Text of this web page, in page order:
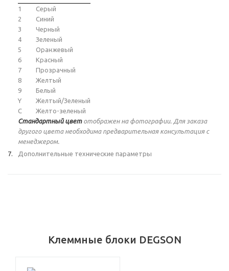
1
Серый
2
Синий
3
Черный
4
Зеленый
5
Оранжевый
6
Красный
7
Прозрачный
8
Желтый
9
Белый
Y
Желтый/Зеленый
C
Желто-зеленый
Стандартный цветотображен на фотографии. Для заказа
другого цвета необходима предварительная консультация с
менеджером.
Дополнительные технические параметры
Клеммные блоки DEGSON